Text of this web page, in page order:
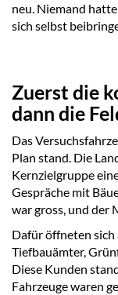
neu. Niemand
sich selbst
Zuerst die
dann die
Das
Plan stand. Die
Kernzielgruppe
Gespräche mit
war gross, und der
Dafür öffneten sich
Tiefbauämter,
Diese Kunden
Fahrzeuge waren